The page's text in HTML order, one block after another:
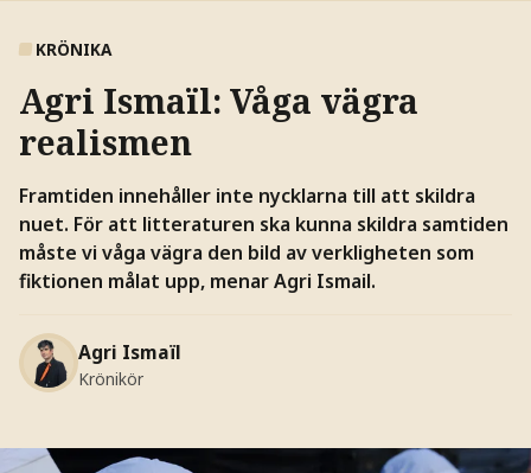
KRÖNIKA
Agri Ismaïl: Våga vägra
realismen
Framtiden innehåller inte nycklarna till att skildra
nuet. För att litteraturen ska kunna skildra samtiden
måste vi våga vägra den bild av verkligheten som
fiktionen målat upp, menar Agri Ismail.
Agri Ismaïl
Krönikör